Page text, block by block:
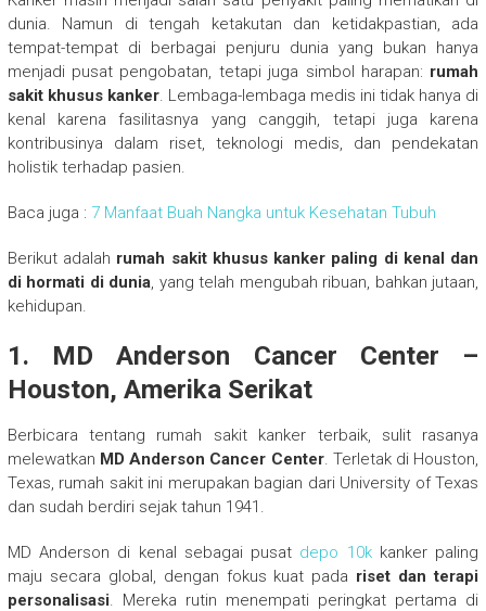
dunia. Namun di tengah ketakutan dan ketidakpastian, ada
tempat-tempat di berbagai penjuru dunia yang bukan hanya
menjadi pusat pengobatan, tetapi juga simbol harapan: rumah
sakit khusus kanker. Lembaga-lembaga medis ini tidak hanya di
kenal karena fasilitasnya yang canggih, tetapi juga karena
kontribusinya dalam riset, teknologi medis, dan pendekatan
holistik terhadap pasien.
Baca juga : 7 Manfaat Buah Nangka untuk Kesehatan Tubuh
Berikut adalah rumah sakit khusus kanker paling di kenal dan
di hormati di dunia, yang telah mengubah ribuan, bahkan jutaan,
kehidupan.
1. MD Anderson Cancer Center –
Houston, Amerika Serikat
Berbicara tentang rumah sakit kanker terbaik, sulit rasanya
melewatkan MD Anderson Cancer Center. Terletak di Houston,
Texas, rumah sakit ini merupakan bagian dari University of Texas
dan sudah berdiri sejak tahun 1941.
MD Anderson di kenal sebagai pusat depo 10kkanker paling
maju secara global, dengan fokus kuat pada riset dan terapi
personalisasi. Mereka rutin menempati peringkat pertama di